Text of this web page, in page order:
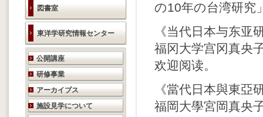
図書室
東洋学研究情報センター
研究活動のご案内
公開講座
研修事業
アーカイブス
施設見学について
の10年の台湾研究
《当代日本与东亚
福冈大学宫冈真央
欢迎阅读。
《當代日本與東亞
福岡大學宮岡真央